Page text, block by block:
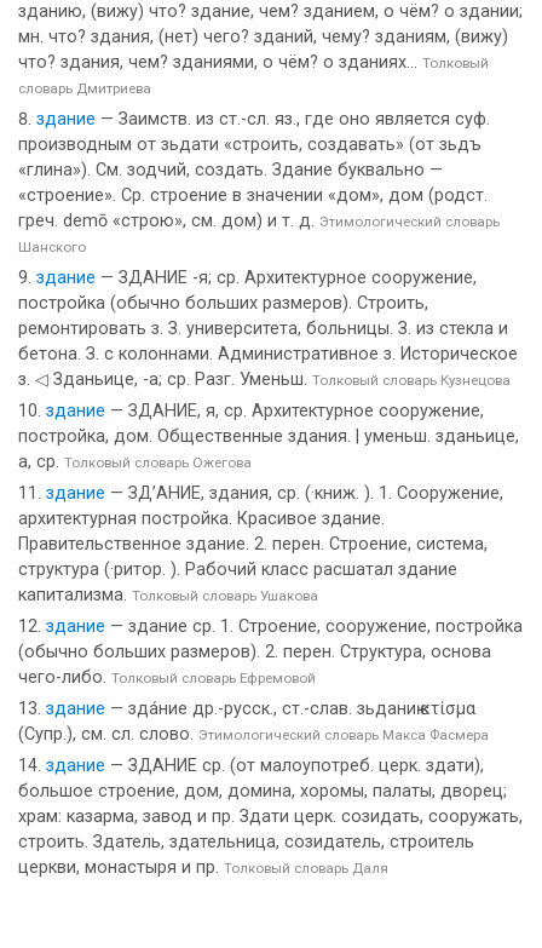
зданию, (вижу) что? здание, чем? зданием, о чём? о здании;
мн. что? здания, (нет) чего? зданий, чему? зданиям, (вижу)
что? здания, чем? зданиями, о чём? о зданиях... Толковый
словарь Дмитриева
здание — Заимств. из ст.-сл. яз., где оно является суф.
производным от зьдати «строить, создавать» (от зьдъ
«глина»). См. зодчий, создать. Здание буквально —
«строение». Ср. строение в значении «дом», дом (родст.
греч. demō «строю», см. дом) и т. д. Этимологический словарь
Шанского
здание — ЗДАНИЕ -я; ср. Архитектурное сооружение,
постройка (обычно больших размеров). Строить,
ремонтировать з. З. университета, больницы. З. из стекла и
бетона. З. с колоннами. Административное з. Историческое
з. ◁ Зданьице, -а; ср. Разг. Уменьш. Толковый словарь Кузнецова
здание — ЗДАНИЕ, я, ср. Архитектурное сооружение,
постройка, дом. Общественные здания. | уменьш. зданьице,
а, ср. Толковый словарь Ожегова
здание — ЗД’АНИЕ, здания, ср. (·книж. ). 1. Сооружение,
архитектурная постройка. Красивое здание.
Правительственное здание. 2. перен. Строение, система,
структура (·ритор. ). Рабочий класс расшатал здание
капитализма. Толковый словарь Ушакова
здание — здание ср. 1. Строение, сооружение, постройка
(обычно больших размеров). 2. перен. Структура, основа
чего-либо. Толковый словарь Ефремовой
здание — зда́ние др.-русск., ст.-слав. зьданиѥ κτίσμα
(Супр.), см. сл. слово. Этимологический словарь Макса Фасмера
здание — ЗДАНИЕ ср. (от малоупотреб. церк. здати),
большое строение, дом, домина, хоромы, палаты, дворец;
храм: казарма, завод и пр. Здати церк. созидать, сооружать,
строить. Здатель, здательница, созидатель, строитель
церкви, монастыря и пр. Толковый словарь Даля